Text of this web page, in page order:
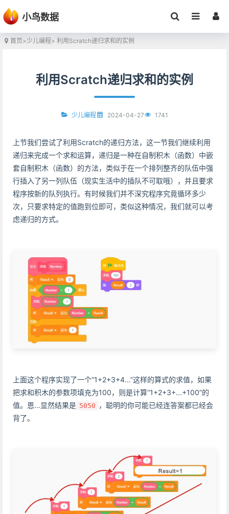
小鸟数据
首页>少儿编程> 利用Scratch递归求和的实例
利用Scratch递归求和的实例
少儿编程 2024-04-27 1741
上节我们尝试了利用Scratch的递归方法，这一节我们继续利用
递归来完成一个求和运算，递归是一种在自制积木（函数）中嵌
套自制积木（函数）的方法，类似于在一个排列整齐的队伍中强
行插入了另一列队伍（现实生活中的插队不可取哦），并且要求
程序按新的队列执行。有时候我们并不深究程序究竟循环多少
次，只要求特定的值跑到位即可，类似这种情况，我们就可以考
虑递归的方式。
上面这个程序实现了一个“1+2+3+4...”这样的算式的求值，如果
把求和积木的参数项填充为100，则是计算“1+2+3+...+100”的
值。恩...显然结果是 5050 ，聪明的你可能已经连答案都已经会
背了。